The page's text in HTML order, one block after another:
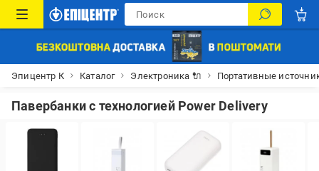
Эпицентр К Каталог Электроника 🔌 Портативные
Павербанки с технологией Power Delivery